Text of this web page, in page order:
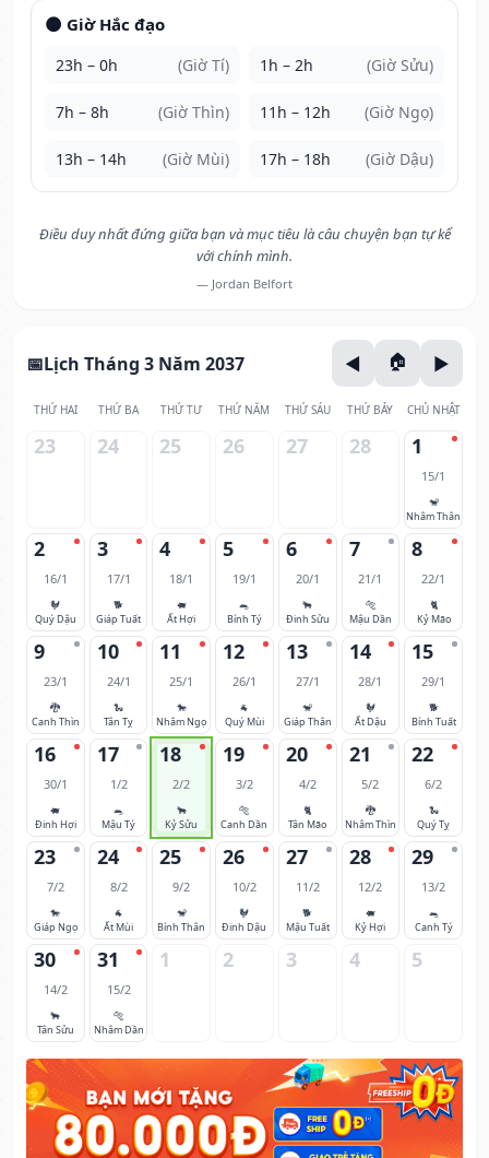
🌑 Giờ Hắc đạo
23h – 0h (Giờ Tí) 1h – 2h (Giờ Sửu)
7h – 8h (Giờ Thìn) 11h – 12h (Giờ Ngọ)
13h – 14h (Giờ Mùi) 17h – 18h (Giờ Dậu)
Điều duy nhất đứng giữa bạn và mục tiêu là câu chuyện bạn tự kể
với chính mình.
— Jordan Belfort
Lịch Tháng 3 Năm 2037
THỨ HAI THỨ BA THỨ TƯ THỨ NĂM THỨ SÁU THỨ BẢY CHỦ NHẬT
23 24 25 26 27 28 1
15/1
🐒
Nhâm Thân
2
16/1
🐓
Quý Dậu
3
17/1
🐕
Giáp Tuất
4
18/1
🐖
Ất Hợi
5
19/1
🐀
Bính Tý
6
20/1
🐂
Đinh Sửu
7
21/1
🐅
Mậu Dần
8
22/1
🐈
Kỷ Mão
9
23/1
🐉
Canh Thìn
10
24/1
🐍
Tân Tỵ
11
25/1
🐎
Nhâm Ngọ
12
26/1
🐐
Quý Mùi
13
27/1
🐒
Giáp Thân
14
28/1
🐓
Ất Dậu
15
29/1
🐕
Bính Tuất
16
30/1
🐖
Đinh Hợi
17
1/2
🐀
Mậu Tý
18
2/2
🐂
Kỷ Sửu
19
3/2
🐅
Canh Dần
20
4/2
🐈
Tân Mão
21
5/2
🐉
Nhâm Thìn
22
6/2
🐍
Quý Tỵ
23
7/2
🐎
Giáp Ngọ
24
8/2
🐐
Ất Mùi
25
9/2
🐒
Bính Thân
26
10/2
🐓
Đinh Dậu
27
11/2
🐕
Mậu Tuất
28
12/2
🐖
Kỷ Hợi
29
13/2
🐀
Canh Tý
30
14/2
🐂
Tân Sửu
31
15/2
🐅
Nhâm Dần
1 2 3 4 5